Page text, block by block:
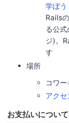
学ぼう
Rails
る公
ジ)。
す
場所
コワ
アクセ
お支払いについて